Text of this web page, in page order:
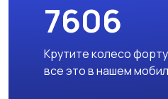
7606
Крутите колесо
все это в нашем